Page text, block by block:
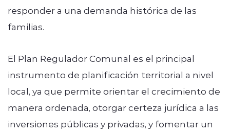
responder a una demanda histórica de las
familias.
El Plan Regulador Comunal es el principal
instrumento de planificación territorial a nivel
local, ya que permite orientar el crecimiento de
manera ordenada, otorgar certeza jurídica a las
inversiones públicas y privadas, y fomentar un